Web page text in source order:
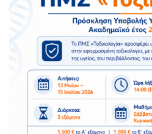
D
O
W
N
T
R
I
G
G
E
R
G